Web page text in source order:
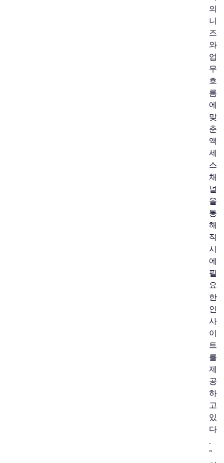
의
니
즈
와
업
무
흐
름
에
맞
춘
액
세
스
채
널
을
통
해
적
시
에
필
요
한
인
사
이
트
를
제
공
하
고
있
다
.
”